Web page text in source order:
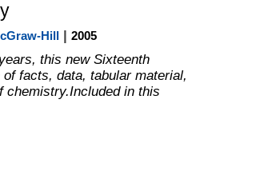
Hill| 2005
this new Sixteenth
facts, data, tabular material,
chemistry.Included in this